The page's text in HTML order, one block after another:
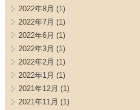
2022年8月 (1)
2022年7月 (1)
2022年6月 (1)
2022年3月 (1)
2022年2月 (1)
2022年1月 (1)
2021年12月 (1)
2021年11月 (1)